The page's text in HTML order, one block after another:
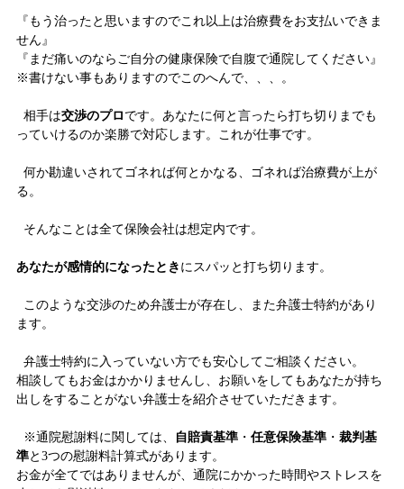
『もう治ったと思いますのでこれ以上は治療費をお支払いできま
せん』
『まだ痛いのならご自分の健康保険で自腹で通院してください』
※書けない事もありますのでこのへんで、、、。
相手は交渉のプロ です。あなたに何と言ったら打ち切りまでも
っていけるのか楽勝で対応します。これが仕事です。
何か勘違いされてゴネれば何とかなる、ゴネれば治療費が上が
る。
そんなことは全て保険会社は想定内です。
あなたが感情的になったとき にスパッと打ち切ります。
このような交渉のため弁護士が存在し、また弁護士特約があり
ます。
弁護士特約に入っていない方でも安心してご相談ください。
相談してもお金はかかりませんし、お願いをしてもあなたが持ち
出しをすることがない弁護士を紹介させていただきます。
※通院慰謝料に関しては、 自賠責基準・ 任意保険基準・ 裁判基
準と3つの慰謝料計算式があります。
お金が全てではありませんが、通院にかかった時間やストレスを